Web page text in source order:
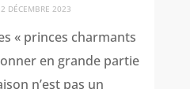
DÉCEMBRE 2023
« princes charmants
en grande partie
n’est pas un